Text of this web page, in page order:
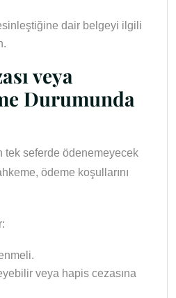
dair belgeyi ilgili
veya
Durumunda
tek seferde ödenemeyecek
ödeme koşullarını
veya hapis cezasına